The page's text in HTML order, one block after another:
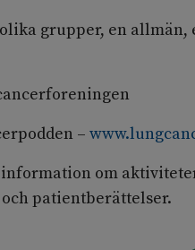
grupper, en
–
om
patientberättelser.